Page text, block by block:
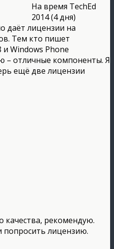
На время TechEd
2014 (4 дня)
даёт лицензии на
Тем кто пишет
Windows Phone
– отличные компоненты. Я
ещё две лицензии
рекомендую.
попросить лицензию.